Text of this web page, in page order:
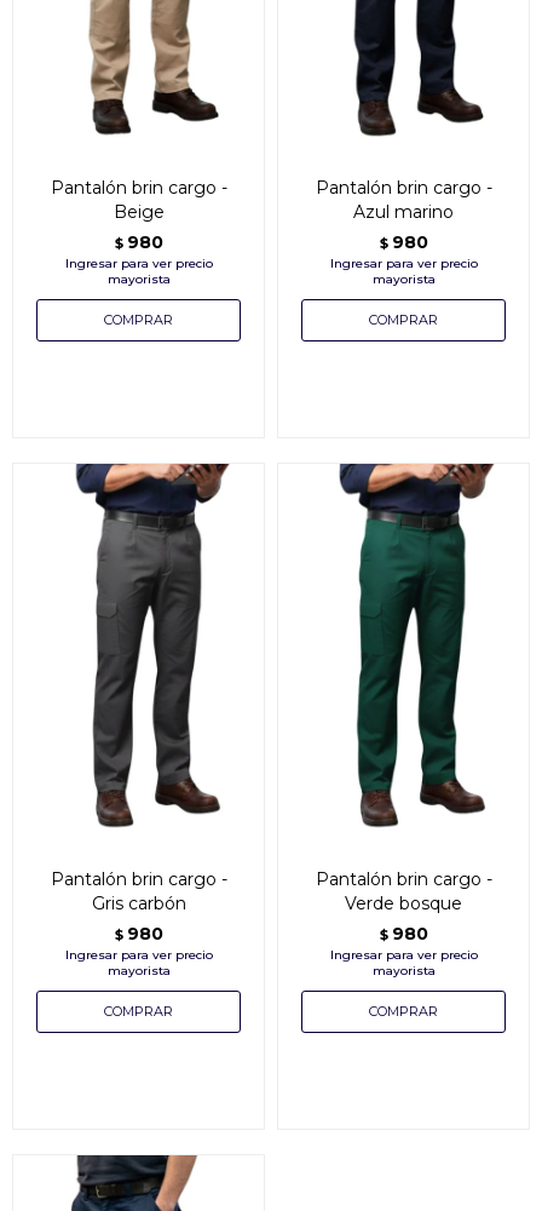
Pantalón brin cargo -
Beige
$ 980
Pantalón brin cargo -
Azul marino
$ 980
Pantalón brin cargo -
Gris carbón
$ 980
Pantalón brin cargo -
Verde bosque
$ 980